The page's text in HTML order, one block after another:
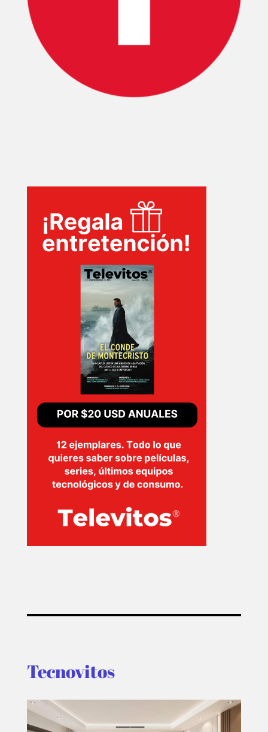
SERIES
TECNOVITOS
EVENTOS
Tecnovitos